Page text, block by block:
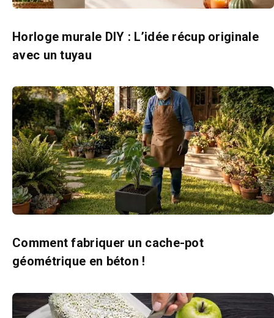
Horloge murale DIY : L’idée récup originale
avec un tuyau
Comment fabriquer un cache-pot
géométrique en béton !